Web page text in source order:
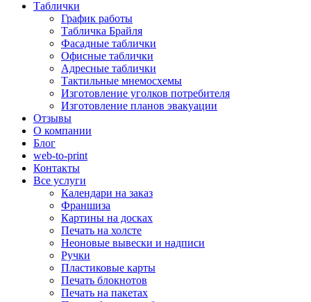
Таблички
График работы
Табличка Брайля
Фасадные таблички
Офисные таблички
Адресные таблички
Тактильные мнемосхемы
Изготовление уголков потребителя
Изготовление планов эвакуации
Отзывы
О компании
Блог
web-to-print
Контакты
Все услуги
Календари на заказ
Франшиза
Картины на досках
Печать на холсте
Неоновые вывески и надписи
Ручки
Пластиковые карты
Печать блокнотов
Печать на пакетах